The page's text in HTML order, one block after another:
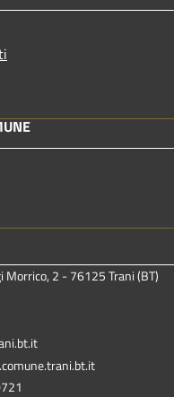
Morrico, 2 - 76125 Trani (BT)